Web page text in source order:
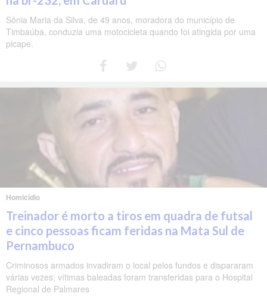
Sônia Maria da Silva, de 49 anos, moradora do município de
Timbaúba, conduzia uma motocicleta quando foi atingida por uma
picape.
Homicídio
Treinador é morto a tiros em quadra de futsal
e cinco pessoas ficam feridas na Mata Sul de
Pernambuco
Criminosos armados invadiram o local pelos fundos e dispararam
várias vezes; vítimas baleadas foram transferidas para o Hospital
Regional de Palmares